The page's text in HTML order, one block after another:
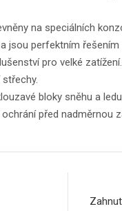
na speciálních
jsou perfektním
pro velké
bloky sněhu a
před nadměrnou